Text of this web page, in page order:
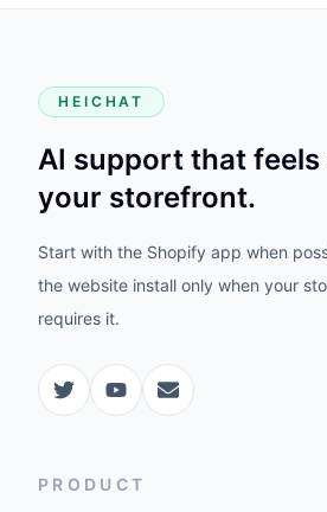
HEICHAT
AI support that
your storefront.
Start with the Shopify app when
the website install only when your
requires it.
PRODUCT